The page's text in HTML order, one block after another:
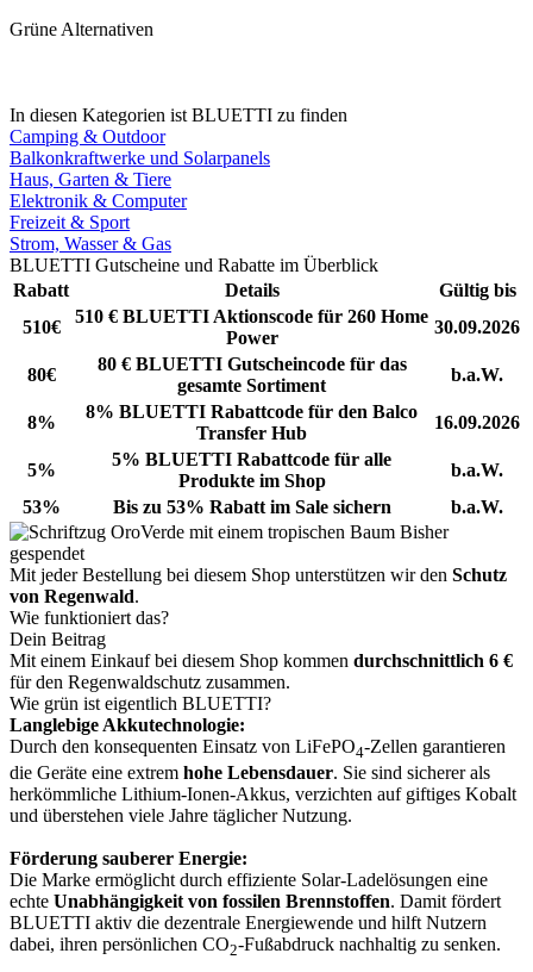
Grüne Alternativen
In diesen Kategorien ist BLUETTI zu finden
Camping & Outdoor
Balkonkraftwerke und Solarpanels
Haus, Garten & Tiere
Elektronik & Computer
Freizeit & Sport
Strom, Wasser & Gas
BLUETTI Gutscheine und Rabatte im Überblick
Rabatt
Details
Gültig bis
510€
510 € BLUETTI Aktionscode für 260 Home
Power
30.09.2026
80€
80 € BLUETTI Gutscheincode für das
gesamte Sortiment
b.a.W.
8%
8% BLUETTI Rabattcode für den Balco
Transfer Hub
16.09.2026
5%
5% BLUETTI Rabattcode für alle
Produkte im Shop
b.a.W.
53%
Bis zu 53% Rabatt im Sale sichern
b.a.W.
Bisher
gespendet
Mit jeder Bestellung bei diesem Shop unterstützen wir den Schutz
von Regenwald.
Wie funktioniert das?
Dein Beitrag
Mit einem Einkauf bei diesem Shop kommen durchschnittlich 6 €
für den Regenwaldschutz zusammen.
Wie grün ist eigentlich BLUETTI?
Langlebige Akkutechnologie:
Durch den konsequenten Einsatz von LiFePO4-Zellen garantieren
die Geräte eine extrem hohe Lebensdauer. Sie sind sicherer als
herkömmliche Lithium-Ionen-Akkus, verzichten auf giftiges Kobalt
und überstehen viele Jahre täglicher Nutzung.
Förderung sauberer Energie:
Die Marke ermöglicht durch effiziente Solar-Ladelösungen eine
echte Unabhängigkeit von fossilen Brennstoffen. Damit fördert
BLUETTI aktiv die dezentrale Energiewende und hilft Nutzern
dabei, ihren persönlichen CO2-Fußabdruck nachhaltig zu senken.